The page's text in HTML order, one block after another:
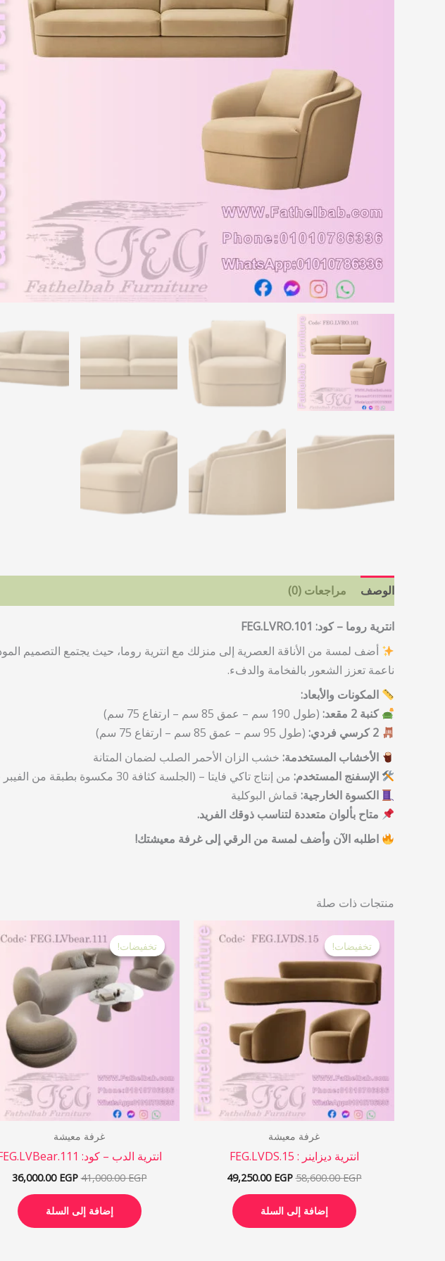
الوصف مراجعات (0)
انترية روما – كود: FEG.LVRO.101
أضف لمسة من الأناقة العصرية إلى منزلك مع انترية روما، حيث يجتمع التصميم
ناعمة تعزز الشعور بالفخامة والدفء.
المكونات والأبعاد:
كنبة 2 مقعد:
(طول 190 سم – عمق 85 سم – ارتفاع 75 سم)
2 كرسي فردي:
(طول 95 سم – عمق 85 سم – ارتفاع 75 سم)
الأخشاب المستخدمة: خشب الزان الأحمر الصلب لضمان المتانة
الإسفنج المستخدم: من إنتاج تاكي فايتا – (الجلسة كثافة 30 مكسوة بطبقة من الفيبر – الظهر إسفنج كثافة 20 + فيبر)
الكسوة الخارجية: قماش البوكلية
متاح بألوان متعددة لتناسب ذوقك الفريد.
اطلبه الآن وأضف لمسة من الرقي إلى غرفة معيشتك!
منتجات ذات صلة
تخفيضات!
تخفيضات!
غرفة معيشة
انترية ديزاينر : FEG.LVDS.15
58,600.00EGP
الأصلي
58,600.00 EGP.
49,250.00 EGP
السعر
الحالي
49,250.00 EGP.
إضافة إلى السلة
تخفيضات!
تخفيضات!
غرفة معيشة
انترية الدب – كود: FEG.LVBear.111
41,000.00EGP
الأصلي
هو:
41,000.00 EGP.
36,000.00 EGP
إضافة إلى السلة